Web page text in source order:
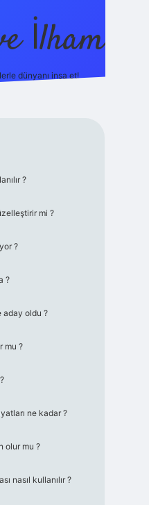
İlham
dünyanı inşa et!
?
mi ?
?
?
aday oldu ?
mu ?
ne kadar ?
olur mu ?
nasıl kullanılır ?